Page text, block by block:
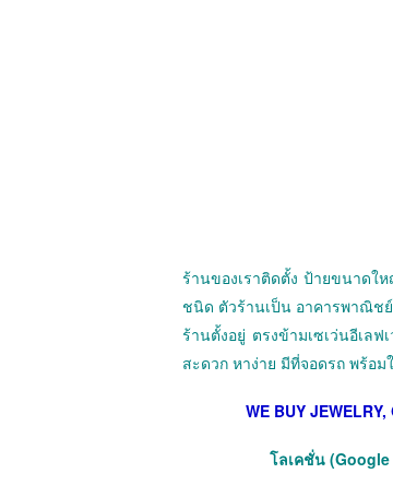
ร้านของเราติดตั้ง ป้ายขนาดใ
ชนิด ตัวร้านเป็น อาคารพาณิช
ร้านตั้งอยู่ ตรงข้ามเซเว่นอีเล
สะดวก หาง่าย มีที่จอดรถ พร้อ
WE BUY
โลเคชั่น (Google